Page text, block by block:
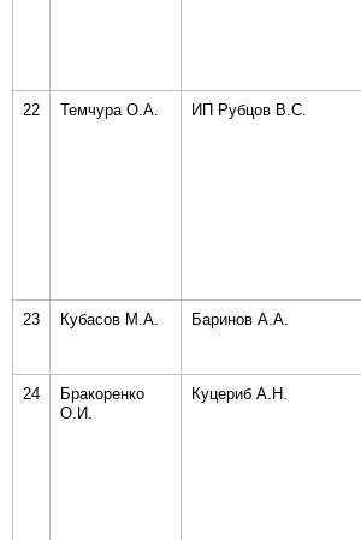
22 Темчура О.А. ИП Рубцов В.С.
23 Кубасов М.А. Баринов А.А.
24
Бракоренко
О.И.
Куцериб А.Н.